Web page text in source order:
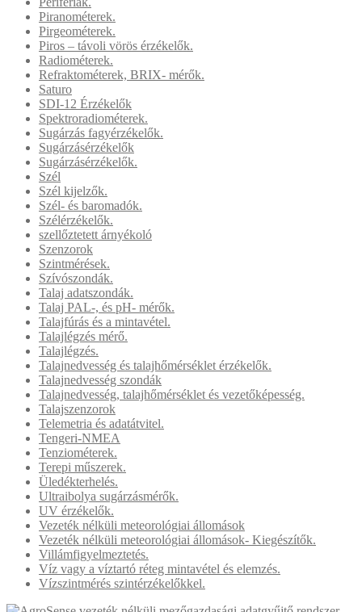
Piranométerek.
Pirgeométerek.
Piros – távoli vörös érzékelők.
Radiométerek.
Refraktométerek, BRIX- mérők.
Saturo
SDI-12 Érzékelők
Spektroradiométerek.
Sugárzás fagyérzékelők.
Sugárzásérzékelők
Sugárzásérzékelők.
Szél
Szél kijelzők.
Szél- és baromadók.
Szélérzékelők.
szellőztetett árnyékoló
Szenzorok
Szintmérések.
Szívószondák.
Talaj adatszondák.
Talaj PAL-, és pH- mérők.
Talajfúrás és a mintavétel.
Talajlégzés mérő.
Talajlégzés.
Talajnedvesség és talajhőmérséklet érzékelők.
Talajnedvesség szondák
Talajnedvesség, talajhőmérséklet és vezetőképesség.
Talajszenzorok
Telemetria és adatátvitel.
Tengeri-NMEA
Tenziométerek.
Terepi műszerek.
Üledékterhelés.
Ultraibolya sugárzásmérők.
UV érzékelők.
Vezeték nélküli meteorológiai állomások
Vezeték nélküli meteorológiai állomások- Kiegészítők.
Villámfigyelmeztetés.
Víz vagy a víztartó réteg mintavétel és elemzés.
Vízszintmérés szintérzékelőkkel.